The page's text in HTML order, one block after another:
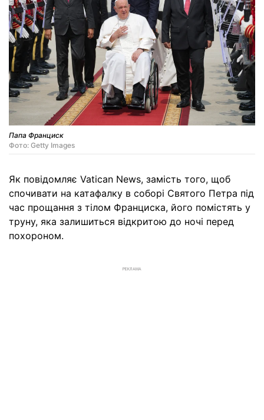
Папа Франциск
Фото: Getty Images
Як повідомляє Vatican News, замість того, щоб
спочивати на катафалку в соборі Святого Петра під
час прощання з тілом Франциска, його помістять у
труну, яка залишиться відкритою до ночі перед
похороном.
РЕКЛАМА